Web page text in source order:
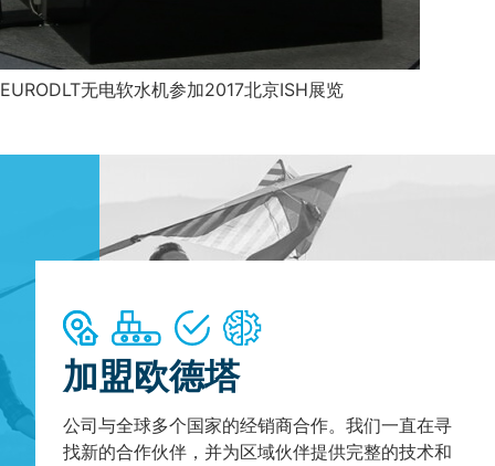
EURODLT无电软水机参加2017北京ISH展览
加盟欧德塔
公司与全球多个国家的经销商合作。我们一直在寻
找新的合作伙伴，并为区域伙伴提供完整的技术和